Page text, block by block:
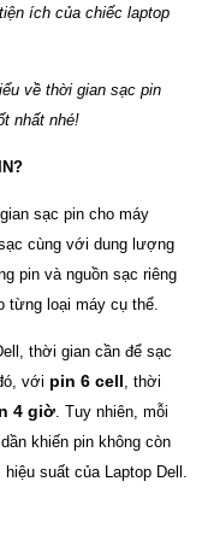
ích của chiếc laptop
về thời gian sạc pin
nhất nhé!
sạc pin cho máy
cùng với dung lượng
pin và nguồn sạc riêng
từng loại máy cụ thể.
thời gian cần để sạc
với pin 6 cell , thời
4 giờ . Tuy nhiên, mỗi
khiến pin không còn
suất của Laptop Dell.